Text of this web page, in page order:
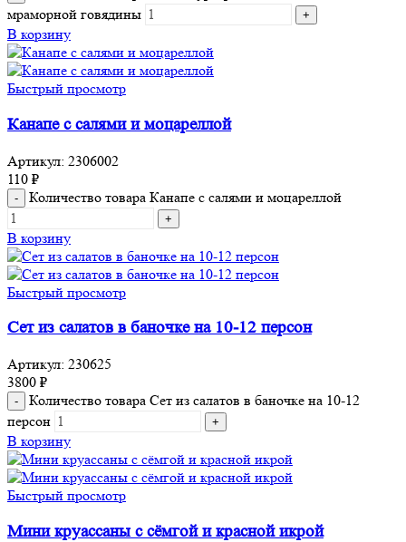
мраморной говядины
В корзину
Быстрый просмотр
Канапе с салями и моцареллой
Артикул: 2306002
110 ₽
Количество товара Канапе с салями и моцареллой
В корзину
Быстрый просмотр
Сет из салатов в баночке на 10-12 персон
Артикул: 230625
3800 ₽
Количество товара Сет из салатов в баночке на 10-12
персон
В корзину
Быстрый просмотр
Мини круассаны с сёмгой и красной икрой